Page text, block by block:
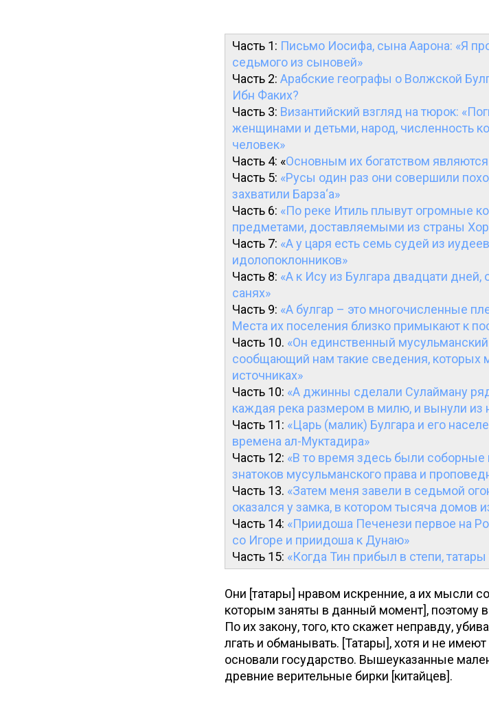
Часть 1: Письмо Иосифа, сына Аарона: «Я
седьмого из сыновей»
Часть 2: Арабские географы о Волжской
Ибн Факих?
Часть 3: Византийский взгляд на тюрок:
женщинами и детьми, народ, численность
человек»
Часть 4: «Основным их богатством
Часть 5: «Русы один раз они совершили
захватили Барза‘а»
Часть 6: «По реке Итиль плывут огромные
предметами, доставляемыми из страны
Часть 7: «А у царя есть семь судей из
идолопоклонников»
Часть 8: «А к Ису из Булгара двадцати
санях»
Часть 9: «А булгар – это многочисленные
Места их поселения близко примыкают к
Часть 10. «Он единственный
сообщающий нам такие сведения, которых
источниках»
Часть 10: «А джинны сделали Сулайману
каждая река размером в милю, и вынули из
Часть 11: «Царь (малик) Булгара и его
времена ал-Муктадира»
Часть 12: «В то время здесь были
знатоков мусульманского права и
Часть 13. «Затем меня завели в седьмой
оказался у замка, в котором тысяча домов
Часть 14: «Приидоша Печенези первое на
со Игоре и приидоша к Дунаю»
Часть 15: «Когда Тин прибыл в степи,
Они [татары] нравом искренние, а их мысли
которым заняты в данный момент], поэтому
По их закону, того, кто скажет неправду,
лгать и обманывать. [Татары], хотя и не
основали государство. Вышеуказанные
древние верительные бирки [китайцев].